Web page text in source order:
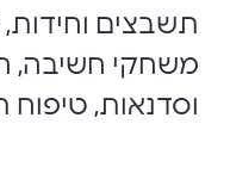
תשבצים
משחקי חשיבה,
וסדנאות,